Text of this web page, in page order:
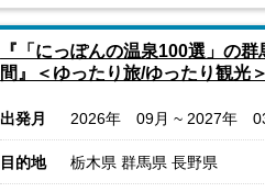
『「にっぽんの温泉100選」
間』＜ゆったり旅/ゆったり観光＞
出発月 2026年 09月 ~ 2027年
目的地 栃木県 群馬県 長野県